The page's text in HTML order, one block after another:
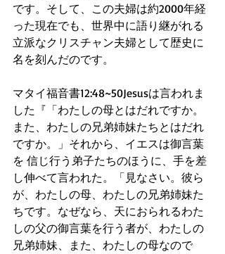
です。そして、この夫婦は約2000年経
った現在でも、世界中に語り継がれる
立派なクリスチャン夫婦として歴史に
名を刻んだのです。
マタイ福音書12:48~50Jesusは言われま
した『「わたしの母とはだれですか。
また、わたしの兄弟姉妹たちとはだれ
ですか。」それから、イエスは御言葉
を 信じ行う弟子たちのほうに、手を差
し伸べて言われた。「見なさい。彼ら
が、わたしの母、わたしの兄弟姉妹た
ちです。なぜなら、天におられるわた
しの父の御言葉を行う者が、わたしの
兄弟姉妹、また、わたしの母なので